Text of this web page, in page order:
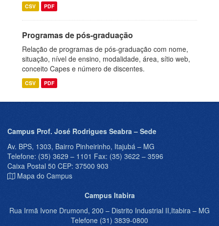
CSV PDF
Programas de pós-graduação
Relação de programas de pós-graduação com nome,
situação, nível de ensino, modalidade, área, sítio web,
conceito Capes e número de discentes.
CSV PDF
Campus Prof. José Rodrigues Seabra – Sede
Av. BPS, 1303, Bairro Pinheirinho, Itajubá – MG
Telefone: (35) 3629 – 1101 Fax: (35) 3622 – 3596
Caixa Postal 50 CEP: 37500 903
Mapa do Campus
Campus Itabira
Rua Irmã Ivone Drumond, 200 – Distrito Industrial II,Itabira – MG
Telefone (31) 3839-0800